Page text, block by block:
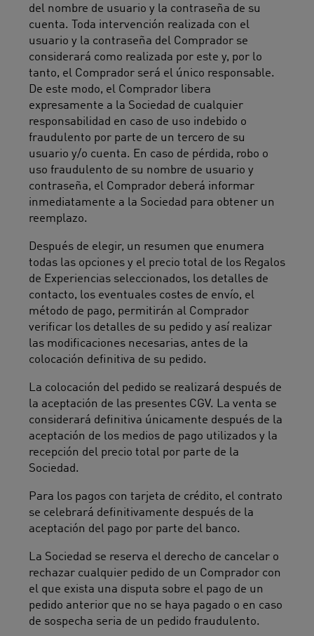
del nombre de usuario y la contraseña de su
cuenta. Toda intervención realizada con el
usuario y la contraseña del Comprador se
considerará como realizada por este y, por lo
tanto, el Comprador será el único responsable.
De este modo, el Comprador libera
expresamente a la Sociedad de cualquier
responsabilidad en caso de uso indebido o
fraudulento por parte de un tercero de su
usuario y/o cuenta. En caso de pérdida, robo o
uso fraudulento de su nombre de usuario y
contraseña, el Comprador deberá informar
inmediatamente a la Sociedad para obtener un
reemplazo.
Después de elegir, un resumen que enumera
todas las opciones y el precio total de los Regalos
de Experiencias seleccionados, los detalles de
contacto, los eventuales costes de envío, el
método de pago, permitirán al Comprador
verificar los detalles de su pedido y así realizar
las modificaciones necesarias, antes de la
colocación definitiva de su pedido.
La colocación del pedido se realizará después de
la aceptación de las presentes CGV. La venta se
considerará definitiva únicamente después de la
aceptación de los medios de pago utilizados y la
recepción del precio total por parte de la
Sociedad.
Para los pagos con tarjeta de crédito, el contrato
se celebrará definitivamente después de la
aceptación del pago por parte del banco.
La Sociedad se reserva el derecho de cancelar o
rechazar cualquier pedido de un Comprador con
el que exista una disputa sobre el pago de un
pedido anterior que no se haya pagado o en caso
de sospecha seria de un pedido fraudulento.